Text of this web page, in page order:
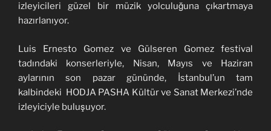
izleyicileri güzel bir müzik yolculuğuna çıkartmaya
hazırlanıyor.
Luis Ernesto Gomez ve Gülseren Gomez festival
tadındaki konserleriyle, Nisan, Mayıs ve Haziran
aylarının son pazar gününde, İstanbul’un tam
kalbindeki HODJA PASHA Kültür ve Sanat Merkezi’nde
izleyiciyle buluşuyor.